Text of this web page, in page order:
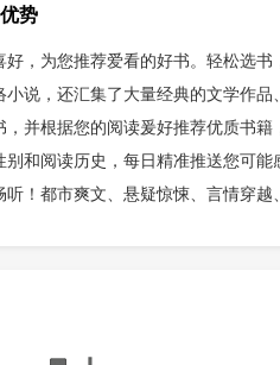
势
，为您推荐爱看的好书。轻松选书
说，还汇集了大量经典的文学作品
并根据您的阅读爰好推荐优质书籍
和阅读历史，每日精准推送您可能
！都市爽文、悬疑惊悚、言情穿越